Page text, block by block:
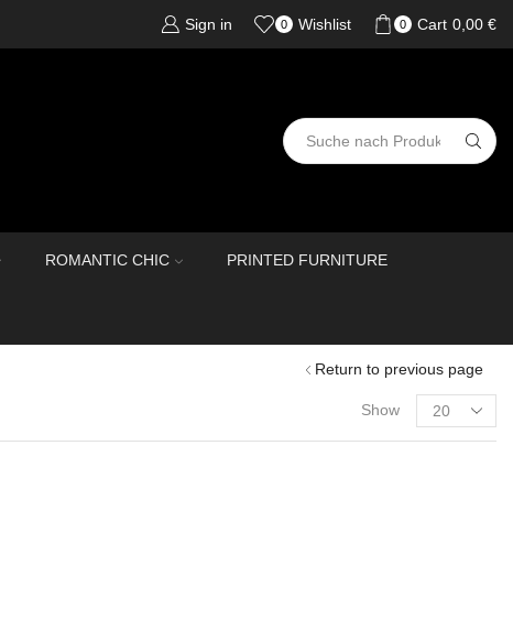
Sign in 0 Wishlist 0 Cart 0,00 €
ROMANTIC CHIC PRINTED FURNITURE
Return to previous page
Show